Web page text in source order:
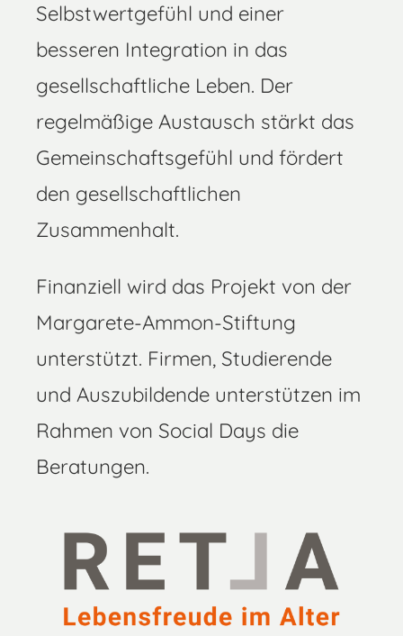
Selbstwertgefühl und einer
besseren Integration in das
gesellschaftliche Leben. Der
regelmäßige Austausch stärkt das
Gemeinschaftsgefühl und fördert
den gesellschaftlichen
Zusammenhalt.
Finanziell wird das Projekt von der
Margarete-Ammon-Stiftung
unterstützt. Firmen, Studierende
und Auszubildende unterstützen im
Rahmen von Social Days die
Beratungen.